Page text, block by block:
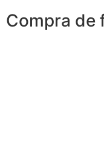
Compra de